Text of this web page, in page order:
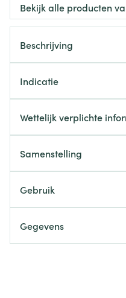
Bekijk alle producten
Beschrijving
Indicatie
Wettelijk verplichte
Samenstelling
Gebruik
Gegevens